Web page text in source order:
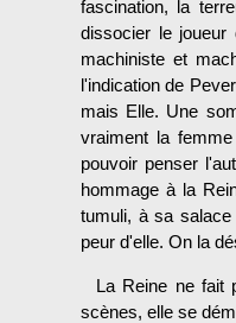
fascination, la
dissocier le joueur
machiniste et
l'indication de
mais Elle. Une
vraiment la
pouvoir penser
hommage à la
tumuli, à sa
peur d'elle. On la
La Reine ne fait
scènes, elle se